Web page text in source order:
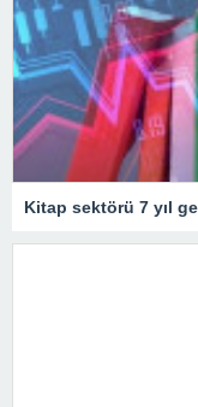
Kitap sektörü 7 yıl